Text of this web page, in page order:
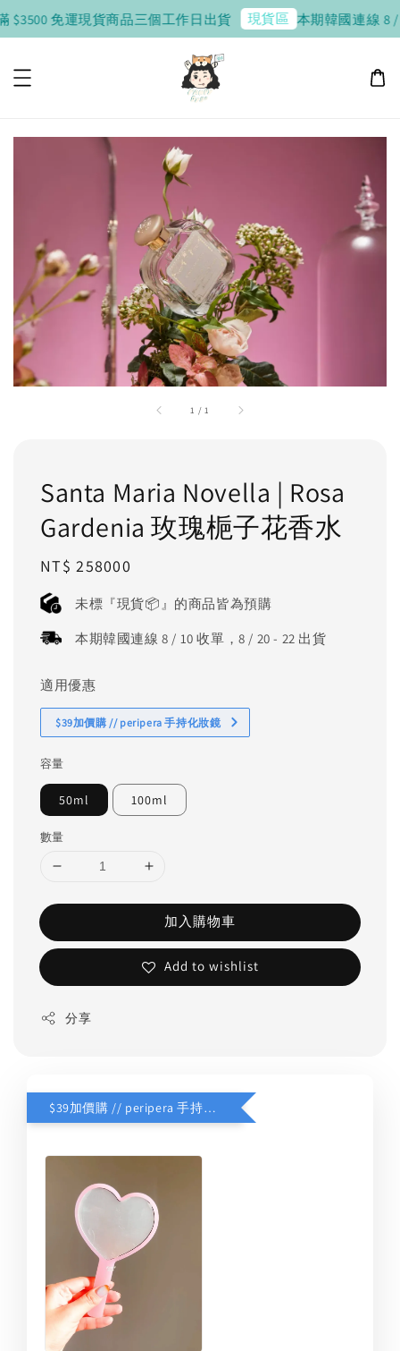
$3500 免運現貨商品三個工作日出貨 現貨區 本期韓國連線 8 /
1 /1
Santa Maria Novella | Rosa
Gardenia 玫瑰梔子花香水
Regular
price
NT$ 258000
未標『現貨📦』的商品皆為預購
本期韓國連線 8 / 10 收單，8 / 20 - 22 出貨
適用優惠
$39加價購 // peripera 手持化妝鏡
容量
50ml 100ml
數量
加入購物車
Add to wishlist
分享
$39加價購 // peripera 手持化妝鏡